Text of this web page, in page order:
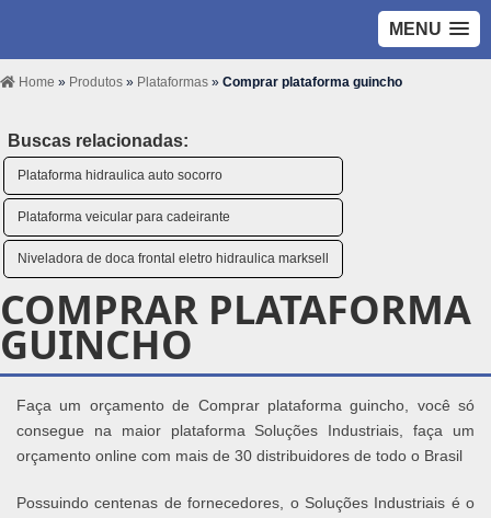
MENU
Home » Produtos » Plataformas » Comprar plataforma guincho
Buscas relacionadas:
Plataforma hidraulica auto socorro
Plataforma veicular para cadeirante
Niveladora de doca frontal eletro hidraulica marksell
COMPRAR PLATAFORMA
GUINCHO
Faça um orçamento de Comprar plataforma guincho, você só
consegue na maior plataforma Soluções Industriais, faça um
orçamento online com mais de 30 distribuidores de todo o Brasil
Possuindo centenas de fornecedores, o Soluções Industriais é o